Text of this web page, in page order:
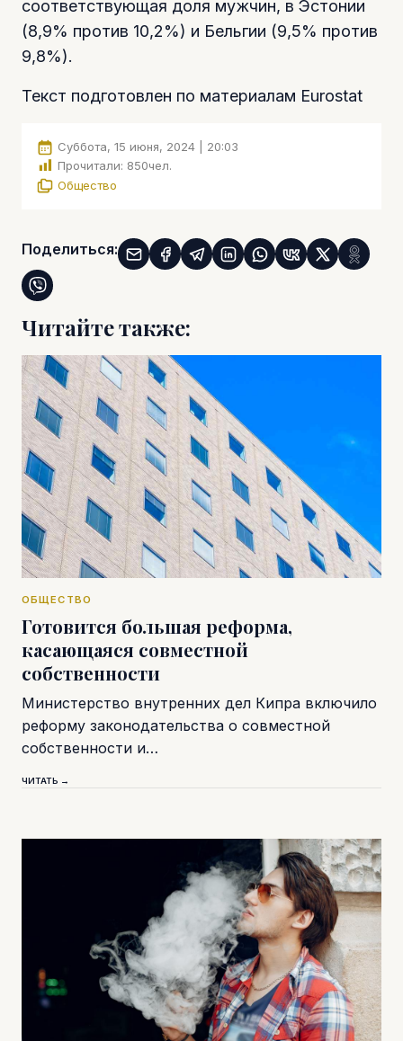
соответствующая доля мужчин, в Эстонии
(8,9% против 10,2%) и Бельгии (9,5% против
9,8%).
Текст подготовлен по материалам Eurostat
Суббота, 15 июня, 2024 | 20:03
Прочитали: 850чел.
Общество
Поделиться:
Читайте также:
ОБЩЕСТВО
Готовится большая реформа,
касающаяся совместной
собственности
Министерство внутренних дел Кипра включило
реформу законодательства о совместной
собственности и…
ЧИТАТЬ →